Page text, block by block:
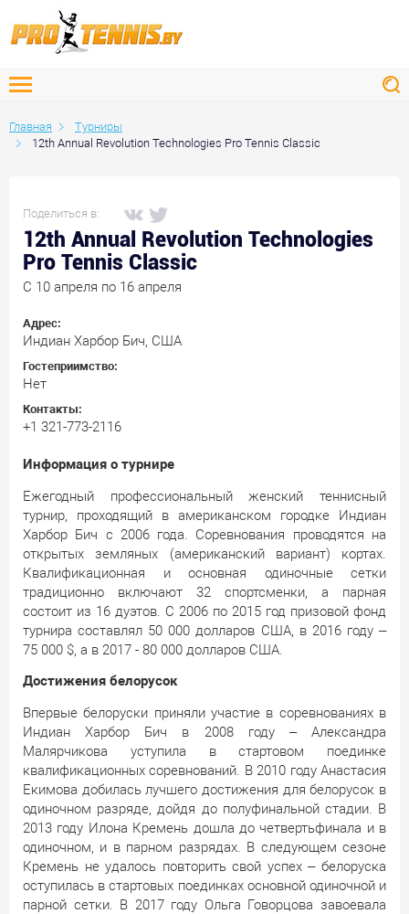
Главная
Турниры
12th Annual Revolution Technologies Pro Tennis Classic
Поделиться в:
12th Annual Revolution Technologies
Pro Tennis Classic
C 10 апреля по 16 апреля
Адрес:
Индиан Харбор Бич, США
Гостеприимство:
Нет
Контакты:
+1 321-773-2116
Информация о турнире
Ежегодный профессиональный женский теннисный
турнир, проходящий в американском городке Индиан
Харбор Бич с 2006 года. Соревнования проводятся на
открытых земляных (американский вариант) кортах.
Квалификационная и основная одиночные сетки
традиционно включают 32 спортсменки, а парная
состоит из 16 дуэтов. С 2006 по 2015 год призовой фонд
турнира составлял 50 000 долларов США, в 2016 году –
75 000 $, а в 2017 - 80 000 долларов США.
Достижения белорусок
Впервые белоруски приняли участие в соревнованиях в
Индиан Харбор Бич в 2008 году – Александра
Малярчикова уступила в стартовом поединке
квалификационных соревнований. В 2010 году Анастасия
Екимова добилась лучшего достижения для белорусок в
одиночном разряде, дойдя до полуфинальной стадии. В
2013 году Илона Кремень дошла до четвертьфинала и в
одиночном, и в парном разрядах. В следующем сезоне
Кремень не удалось повторить свой успех – белоруска
оступилась в стартовых поединках основной одиночной и
парной сетки. В 2017 году Ольга Говорцова завоевала